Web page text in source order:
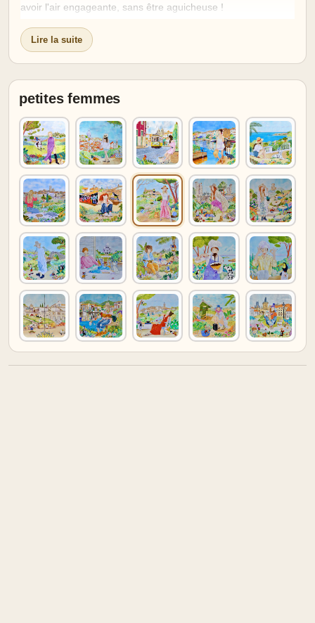
avoir l'air engageante, sans être aguicheuse !
!
Cependant avec la chaleur, il ne faut pas qu'elle abuse !
de papier plié reste planté sur le sommet de ma tête. Les
rayons du soleil ne sont pas à prendre à la légère !
A-t-elle parié sur la voiture qui va s'arrêter pour elle ?...
Elles viennent à manquer sur les petites routes. Sera-t-elle
chanceuse ?...
Il n'est pas évident de se lancer dans l'aventure auto-
stoppesque !
Lire la suite
petites femmes